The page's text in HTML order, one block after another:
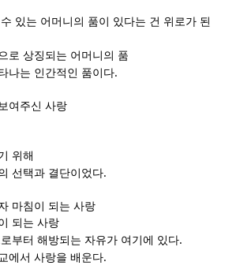
있는 어머니의 품이 있다는 건 위로가 된
로 상징되는 어머니의 품
나는 인간적인 품이다.
여주신 사랑
위해
선택과 결단이었다.
마침이 되는 사랑
되는 사랑
부터 해방되는 자유가 여기에 있다.
에서 사랑을 배운다.